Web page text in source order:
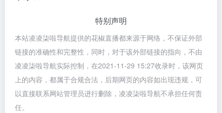
特别声明
本站凌凌柒啦导航提供的花椒直播都来源于网络，不保证外部
链接的准确性和完整性，同时，对于该外部链接的指向，不由
凌凌柒啦导航实际控制，在2021-11-29 15:27收录时，该网页
上的内容，都属于合规合法，后期网页的内容如出现违规，可
以直接联系网站管理员进行删除，凌凌柒啦导航不承担任何责
任。